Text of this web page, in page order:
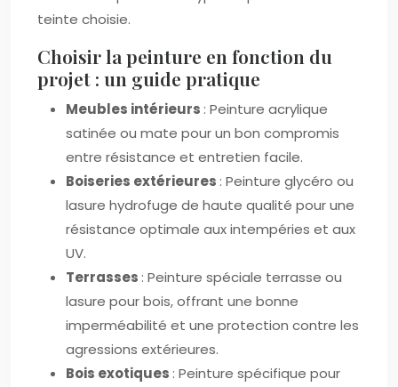
teinte choisie.
Choisir la peinture en fonction du
projet : un guide pratique
Meubles intérieurs : Peinture acrylique
satinée ou mate pour un bon compromis
entre résistance et entretien facile.
Boiseries extérieures : Peinture glycéro ou
lasure hydrofuge de haute qualité pour une
résistance optimale aux intempéries et aux
UV.
Terrasses : Peinture spéciale terrasse ou
lasure pour bois, offrant une bonne
imperméabilité et une protection contre les
agressions extérieures.
Bois exotiques : Peinture spécifique pour